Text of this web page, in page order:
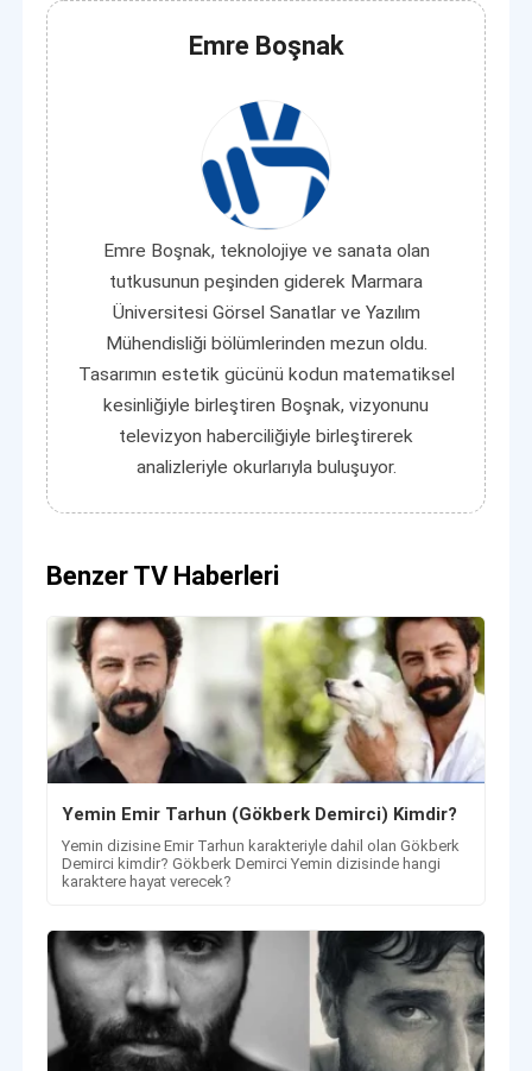
Emre Boşnak
Emre Boşnak, teknolojiye ve sanata olan
tutkusunun peşinden giderek Marmara
Üniversitesi Görsel Sanatlar ve Yazılım
Mühendisliği bölümlerinden mezun oldu.
Tasarımın estetik gücünü kodun matematiksel
kesinliğiyle birleştiren Boşnak, vizyonunu
televizyon haberciliğiyle birleştirerek
analizleriyle okurlarıyla buluşuyor.
Benzer TV Haberleri
Yemin Emir Tarhun (Gökberk Demirci) Kimdir?
Yemin dizisine Emir Tarhun karakteriyle dahil olan Gökberk
Demirci kimdir? Gökberk Demirci Yemin dizisinde hangi
karaktere hayat verecek?